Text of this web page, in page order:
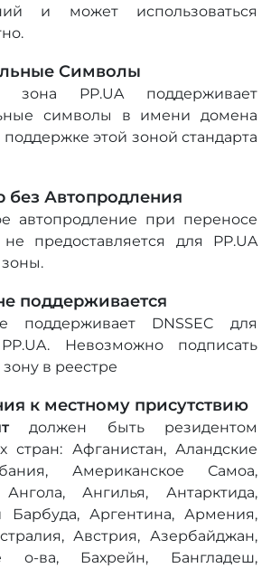
и может использоваться
Символы
зона PP.UA поддерживает
символы в имени домена
поддержке этой зоной стандарта
без Автопродления
автопродление при переносе
предоставляется для PP.UA
поддерживается
поддерживает DNSSEC для
Невозможно подписать
в реестре
к местному присутствию
должен быть резидентом
стран: Афганистан, Аландские
Американское Самоа,
Ангилья, Антарктида,
Барбуда, Аргентина, Армения,
Австрия, Азербайджан,
о-ва, Бахрейн, Бангладеш,